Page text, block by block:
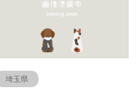
埼玉県